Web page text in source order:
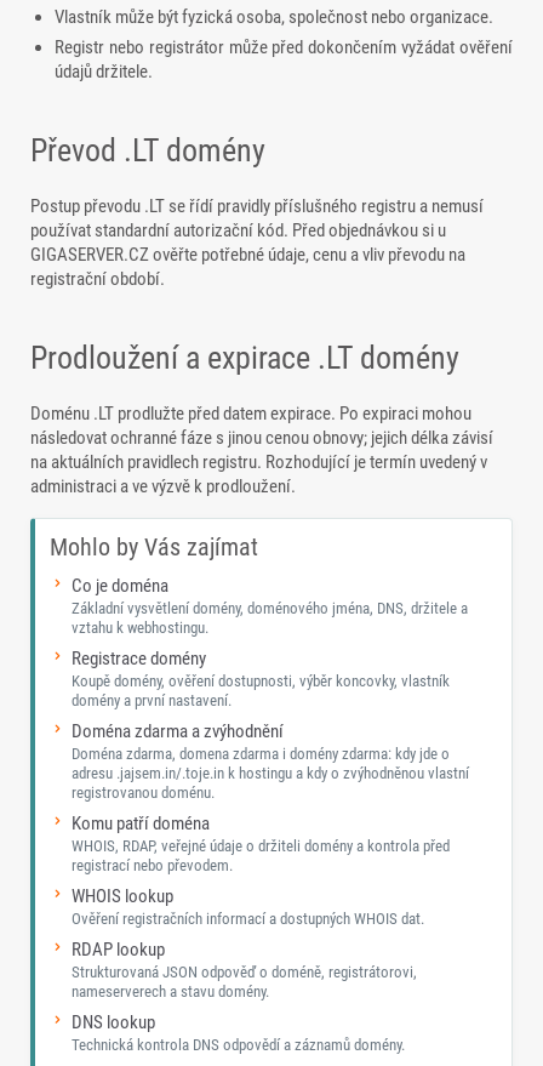
Vlastník může být fyzická osoba, společnost nebo organizace.
Registr nebo registrátor může před dokončením vyžádat ověření
údajů držitele.
Převod .LT domény
Postup převodu .LT se řídí pravidly příslušného registru a nemusí
používat standardní autorizační kód. Před objednávkou si u
GIGASERVER.CZ ověřte potřebné údaje, cenu a vliv převodu na
registrační období.
Prodloužení a expirace .LT domény
Doménu .LT prodlužte před datem expirace. Po expiraci mohou
následovat ochranné fáze s jinou cenou obnovy; jejich délka závisí
na aktuálních pravidlech registru. Rozhodující je termín uvedený v
administraci a ve výzvě k prodloužení.
Mohlo by Vás zajímat
Co je doména
Základní vysvětlení domény, doménového jména, DNS, držitele a
vztahu k webhostingu.
Registrace domény
Koupě domény, ověření dostupnosti, výběr koncovky, vlastník
domény a první nastavení.
Doména zdarma a zvýhodnění
Doména zdarma, domena zdarma i domény zdarma: kdy jde o
adresu .jajsem.in/.toje.in k hostingu a kdy o zvýhodněnou vlastní
registrovanou doménu.
Komu patří doména
WHOIS, RDAP, veřejné údaje o držiteli domény a kontrola před
registrací nebo převodem.
WHOIS lookup
Ověření registračních informací a dostupných WHOIS dat.
RDAP lookup
Strukturovaná JSON odpověď o doméně, registrátorovi,
nameserverech a stavu domény.
DNS lookup
Technická kontrola DNS odpovědí a záznamů domény.